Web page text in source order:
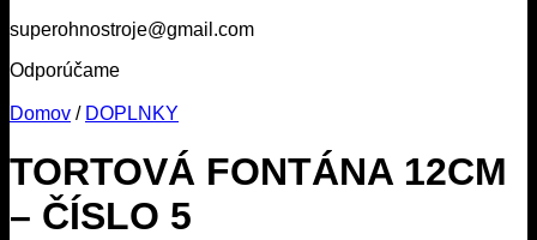
superohnostroje@gmail.com
Odporúčame
Domov / DOPLNKY
TORTOVÁ FONTÁNA 12CM
– ČÍSLO 5